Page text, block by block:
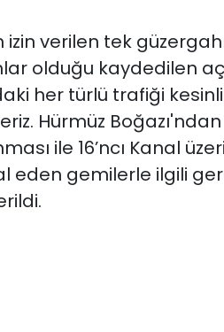
verilen tek
olduğu kaydedilen
her türlü trafiği
Hürmüz
ile 16’ncı Kanal
eden gemilerle ilgili